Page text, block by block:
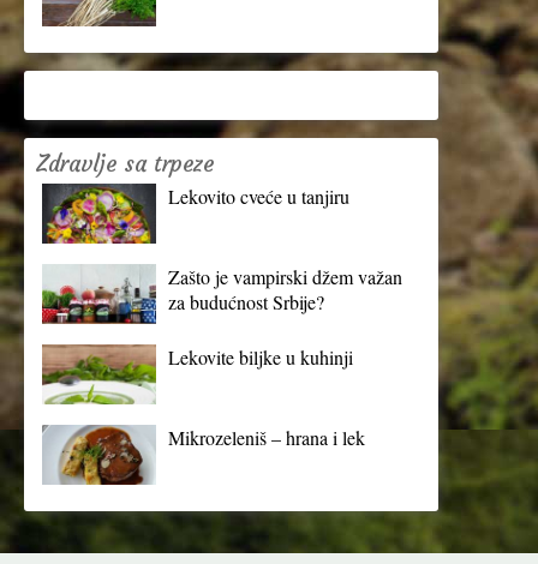
Zdravlje sa trpeze
Lekovito cveće u tanjiru
Zašto je vampirski džem važan
za budućnost Srbije?
Lekovite biljke u kuhinji
Mikrozeleniš – hrana i lek